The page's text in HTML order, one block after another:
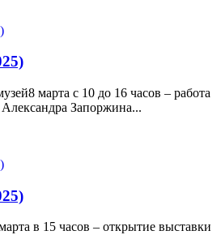
марта с 10 до 16 часов – работа
Запоржина...
в 15 часов – открытие выставки